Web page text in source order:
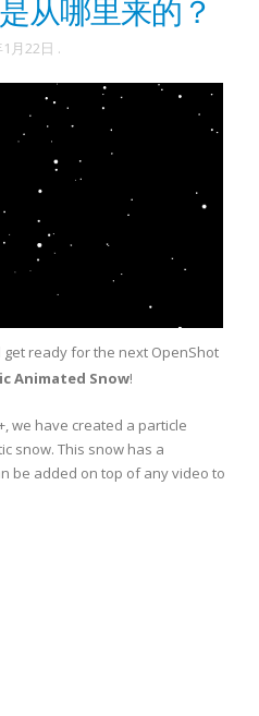
从哪里来的？
月22日 .
ready for the next OpenShot
Animated Snow!
we have created a particle
snow. This snow has a
be added on top of any video to